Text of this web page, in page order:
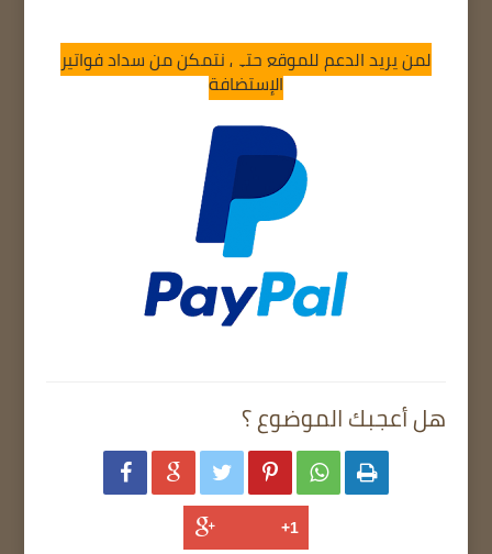
لمن يريد الدعم للموقع حتى نتمكن من سداد فواتير
الإستضافة
هل أعجبك الموضوع ؟
     